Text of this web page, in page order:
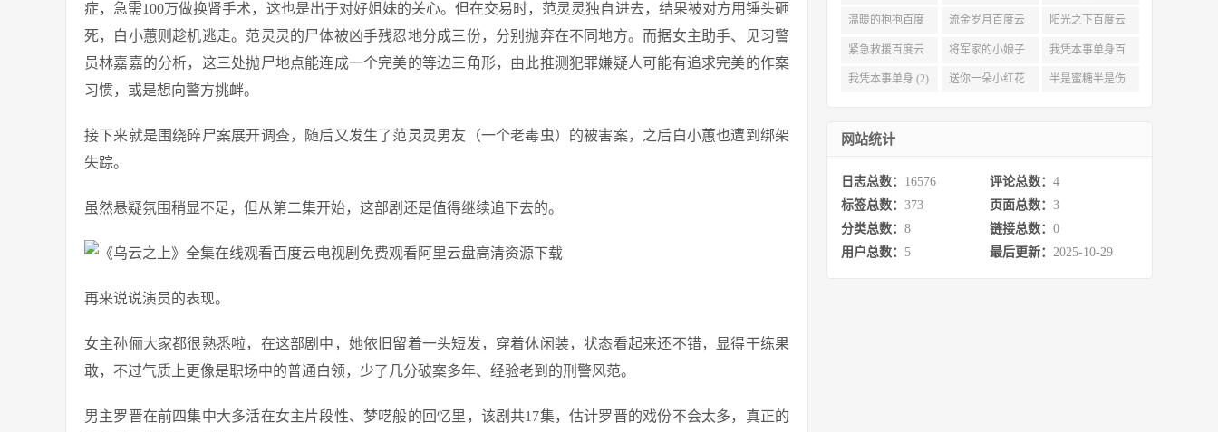
症，急需100万做换肾手术，这也是出于对好姐妹的关心。但在交易时，范灵灵独自进去，结果被对方用锤头砸
死，白小蕙则趁机逃走。范灵灵的尸体被凶手残忍地分成三份，分别抛弃在不同地方。而据女主助手、见习警
员林嘉嘉的分析，这三处抛尸地点能连成一个完美的等边三角形，由此推测犯罪嫌疑人可能有追求完美的作案
习惯，或是想向警方挑衅。
接下来就是围绕碎尸案展开调查，随后又发生了范灵灵男友（一个老毒虫）的被害案，之后白小蕙也遭到绑架
失踪。
虽然悬疑氛围稍显不足，但从第二集开始，这部剧还是值得继续追下去的。
再来说说演员的表现。
女主孙俪大家都很熟悉啦，在这部剧中，她依旧留着一头短发，穿着休闲装，状态看起来还不错，显得干练果
敢，不过气质上更像是职场中的普通白领，少了几分破案多年、经验老到的刑警风范。
男主罗晋在前四集中大多活在女主片段性、梦呓般的回忆里，该剧共17集，估计罗晋的戏份不会太多，真正的
度云资源 (3) (3) (3)
温暖的抱抱百度
云 (3)
流金岁月百度云
完整网盘 (3)
阳光之下百度云
(3)
紧急救援百度云
资源 (2)
将军家的小娘子
百度云 (2)
我凭本事单身百
度云资源 (2)
我凭本事单身 (2) 送你一朵小红花 半是蜜糖半是伤
网站统计
日志总数： 16576 评论总数： 4
标签总数： 373 页面总数： 3
分类总数： 8 链接总数： 0
用户总数： 5 最后更新： 2025-10-29